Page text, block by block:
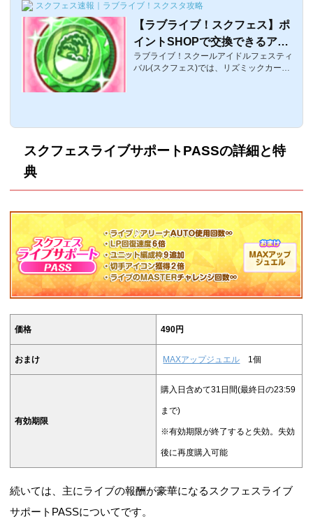
スクフェス速報｜ラブライブ！スクスタ攻略
【ラブライブ！スクフェス】ポ
イントSHOPで交換できるアイ
テムまとめ【リズミックカーニ
バル】
ラブライブ！スクールアイドルフェスティ
バル(スクフェス)では、リズミックカーニ
す。ここでは、リズミックカーニバルにて
ついてまとめています。リズミックカーニ
ポイントリズ...
スクフェスライブサポートPASSの詳細と特
典
価格 490円
おまけ MAXアップジュエル 1個
有効期限
購入日含めて31日間(最終日の23:59
まで)
※有効期限が終了すると失効。失効
後に再度購入可能
続いては、主にライブの報酬が豪華になるスクフェスライブ
サポートPASSについてです。